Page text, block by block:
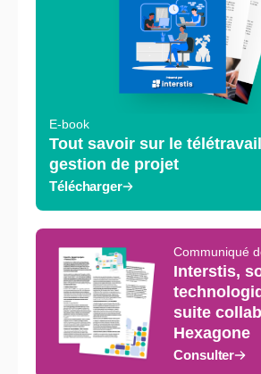
E-book
Tout savoir sur le
gestion de projet
Télécharger
Communiqué
Interstis,
suite
Hexagone
Consulter